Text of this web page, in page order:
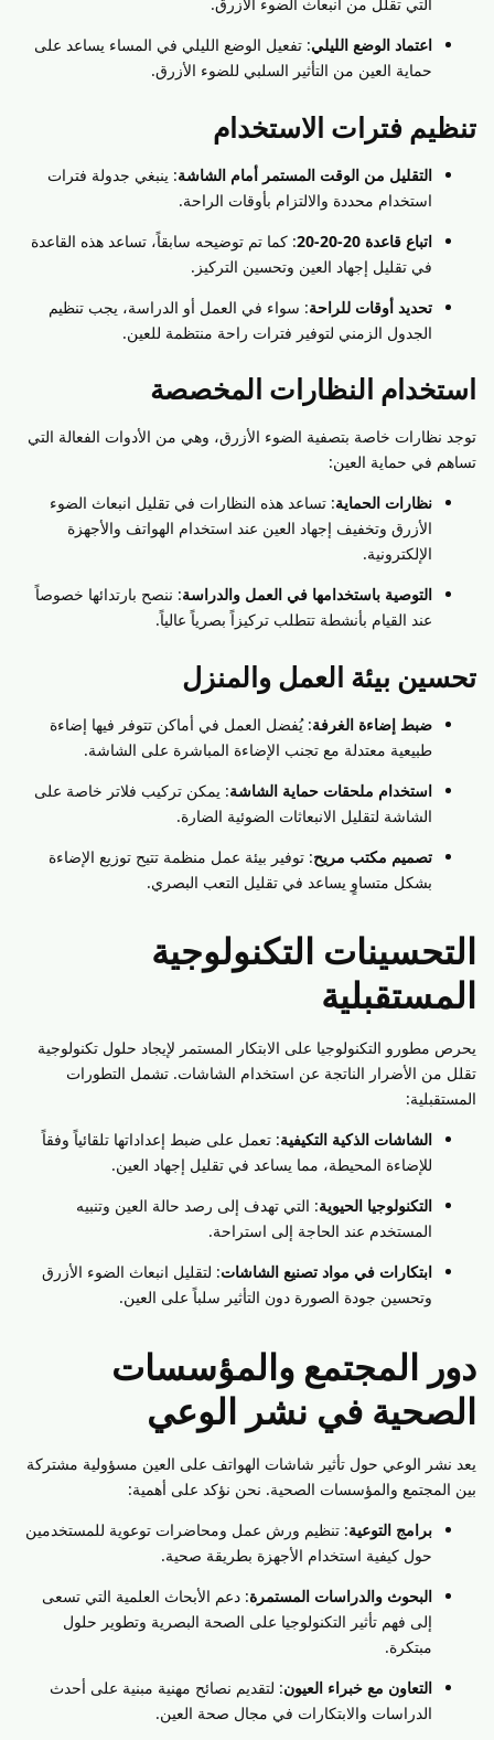
اعتماد الوضع الليلي: تفعيل الوضع الليلي في المساء يساعد على
حماية العين من التأثير السلبي للضوء الأزرق.
تنظيم فترات الاستخدام
التقليل من الوقت المستمر أمام الشاشة: ينبغي جدولة فترات
استخدام محددة والالتزام بأوقات الراحة.
اتباع قاعدة 20-20-20
: كما تم توضيحه سابقاً، تساعد هذه القاعدة
في تقليل إجهاد العين وتحسين التركيز.
تحديد أوقات للراحة: سواء في العمل أو الدراسة، يجب تنظيم
الجدول الزمني لتوفير فترات راحة منتظمة للعين.
استخدام النظارات المخصصة
توجد نظارات خاصة بتصفية الضوء الأزرق، وهي من الأدوات الفعالة التي
تساهم في حماية العين:
نظارات الحماية: تساعد هذه النظارات في تقليل انبعاث الضوء
الأزرق وتخفيف إجهاد العين عند استخدام الهواتف والأجهزة
الإلكترونية.
التوصية باستخدامها في العمل والدراسة: ننصح بارتدائها خصوصاً
عند القيام بأنشطة تتطلب تركيزاً بصرياً عالياً.
تحسين بيئة العمل والمنزل
ضبط إضاءة الغرفة: يُفضل العمل في أماكن تتوفر فيها إضاءة
طبيعية معتدلة مع تجنب الإضاءة المباشرة على الشاشة.
استخدام ملحقات حماية الشاشة: يمكن تركيب فلاتر خاصة على
الشاشة لتقليل الانبعاثات الضوئية الضارة.
تصميم مكتب مريح: توفير بيئة عمل منظمة تتيح توزيع الإضاءة
بشكل متساوٍ يساعد في تقليل التعب البصري.
التحسينات التكنولوجية
المستقبلية
يحرص مطورو التكنولوجيا على الابتكار المستمر لإيجاد حلول تكنولوجية
تقلل من الأضرار الناتجة عن استخدام الشاشات. تشمل التطورات
المستقبلية:
الشاشات الذكية التكيفية: تعمل على ضبط إعداداتها تلقائياً وفقاً
للإضاءة المحيطة، مما يساعد في تقليل إجهاد العين.
التكنولوجيا الحيوية: التي تهدف إلى رصد حالة العين وتنبيه
المستخدم عند الحاجة إلى استراحة.
ابتكارات في مواد تصنيع الشاشات: لتقليل انبعاث الضوء الأزرق
وتحسين جودة الصورة دون التأثير سلباً على العين.
دور المجتمع والمؤسسات
الصحية في نشر الوعي
يعد نشر الوعي حول تأثير شاشات الهواتف على العين مسؤولية مشتركة
بين المجتمع والمؤسسات الصحية. نحن نؤكد على أهمية:
برامج التوعية: تنظيم ورش عمل ومحاضرات توعوية للمستخدمين
حول كيفية استخدام الأجهزة بطريقة صحية.
البحوث والدراسات المستمرة: دعم الأبحاث العلمية التي تسعى
إلى فهم تأثير التكنولوجيا على الصحة البصرية وتطوير حلول
مبتكرة.
التعاون مع خبراء العيون: لتقديم نصائح مهنية مبنية على أحدث
الدراسات والابتكارات في مجال صحة العين.